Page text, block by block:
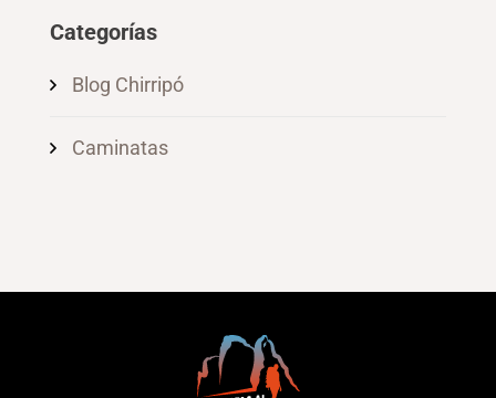
Categorías
Blog Chirripó
Caminatas